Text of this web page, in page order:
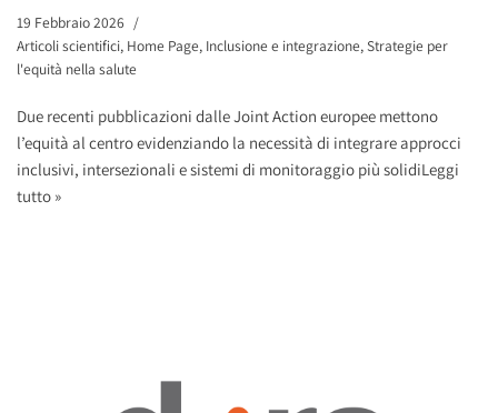
19 Febbraio 2026
Articoli scientifici, Home Page, Inclusione e integrazione,Strategie per
l'equità nella salute
Due recenti pubblicazioni dalle Joint Action europee mettono
l’equità al centro evidenziando la necessità di integrare approcci
inclusivi, intersezionali e sistemi di monitoraggio più solidiLeggi
tutto »